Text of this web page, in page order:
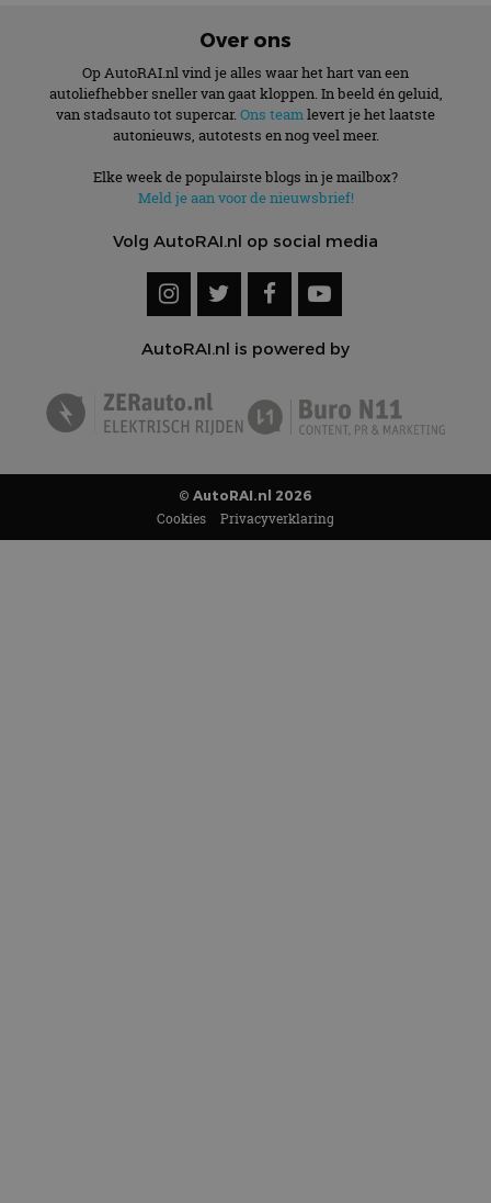
Over ons
Op AutoRAI.nl vind je alles waar het hart van een
autoliefhebber sneller van gaat kloppen. In beeld én geluid,
van stadsauto tot supercar. Ons teamlevert je het laatste
autonieuws, autotests en nog veel meer.
Elke week de populairste blogs in je mailbox?
Meld je aan voor de nieuwsbrief!
Volg AutoRAI.nl op social media
AutoRAI.nl is powered by
© AutoRAI.nl 2026
Cookies Privacyverklaring